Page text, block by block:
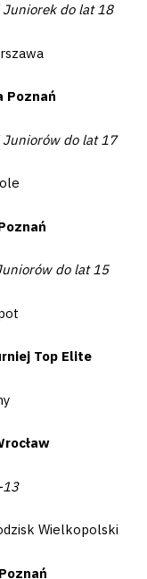
do lat 18
Poznań
do lat 17
do lat 15
Top Elite
13
Wielkopolski